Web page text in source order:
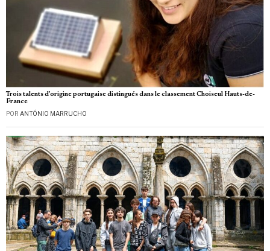
Trois talents d’origine portugaise distingués dans le classement Choiseul Hauts-de-
France
POR ANTÓNIO MARRUCHO